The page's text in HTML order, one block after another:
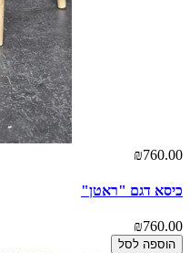
₪760.00
כיסא דגם "ראטן"
₪760.00
הוספה לסל